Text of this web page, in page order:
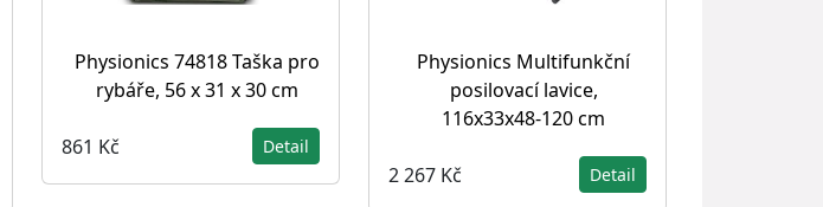
Physionics 74818 Taška pro
rybáře, 56 x 31 x 30 cm
861 Kč Detail
Physionics Multifunkční
posilovací lavice,
116x33x48-120 cm
2 267 Kč Detail